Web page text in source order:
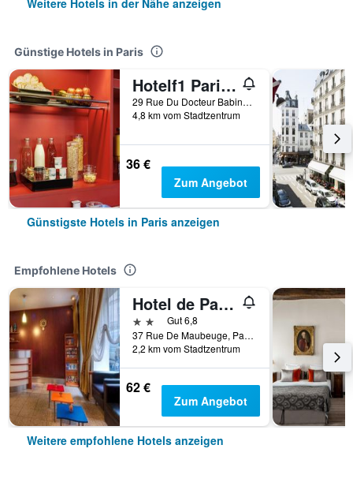
Weitere Hotels in der Nähe anzeigen
Günstige Hotels in Paris
Hotelf1 Paris Saint Ouen Marché Aux Puces
29 Rue Du Docteur Babinski, Paris, Frankreich
4,8 km vom Stadtzentrum
36 €
Zum Angebot
Günstigste Hotels in Paris anzeigen
Empfohlene Hotels
Hotel de Paris Opéra
2 SterneGut 6,8
37 Rue De Maubeuge, Paris, Frankreich
2,2 km vom Stadtzentrum
62 €
Zum Angebot
Weitere empfohlene Hotels anzeigen